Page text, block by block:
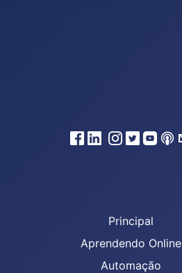
Principal
Aprendendo Online
Automação